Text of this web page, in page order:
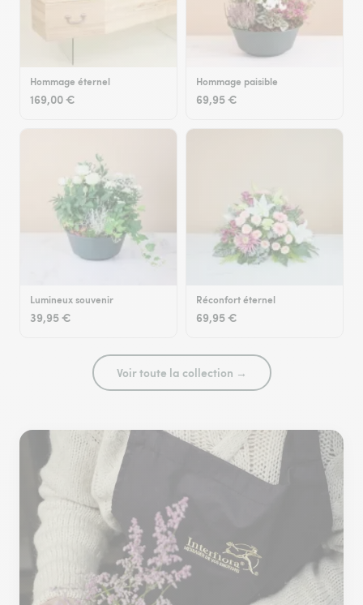
Hommage éternel
169,00 €
Hommage paisible
69,95 €
Lumineux souvenir
39,95 €
Réconfort éternel
69,95 €
Voir toute la collection →